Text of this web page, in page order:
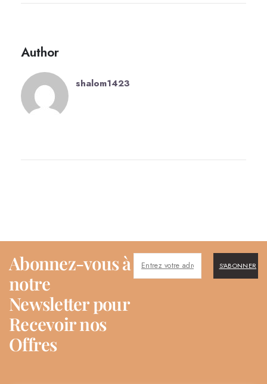
Author
shalom1423
Abonnez-vous à
notre
Newsletter pour
Recevoir nos
Offres
S'ABONNER